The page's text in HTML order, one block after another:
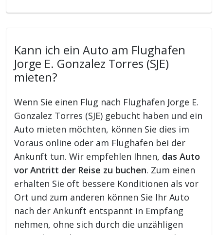
Kann ich ein Auto am Flughafen
Jorge E. Gonzalez Torres (SJE)
mieten?
Wenn Sie einen Flug nach Flughafen Jorge E.
Gonzalez Torres (SJE) gebucht haben und ein
Auto mieten möchten, können Sie dies im
Voraus online oder am Flughafen bei der
Ankunft tun. Wir empfehlen Ihnen, das Auto
vor Antritt der Reise zu buchen. Zum einen
erhalten Sie oft bessere Konditionen als vor
Ort und zum anderen können Sie Ihr Auto
nach der Ankunft entspannt in Empfang
nehmen, ohne sich durch die unzähligen